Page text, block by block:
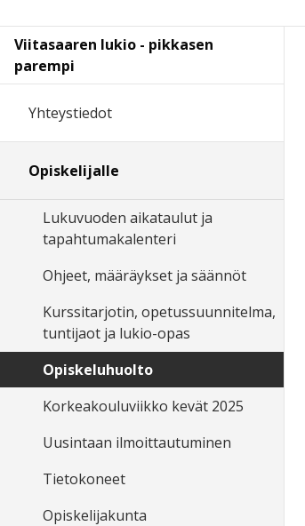
Viitasaaren lukio - pikkasen
parempi
Yhteystiedot
Opiskelijalle
Lukuvuoden aikataulut ja
tapahtumakalenteri
Ohjeet, määräykset ja säännöt
Kurssitarjotin, opetussuunnitelma,
tuntijaot ja lukio-opas
Opiskeluhuolto
Korkeakouluviikko kevät 2025
Uusintaan ilmoittautuminen
Tietokoneet
Opiskelijakunta